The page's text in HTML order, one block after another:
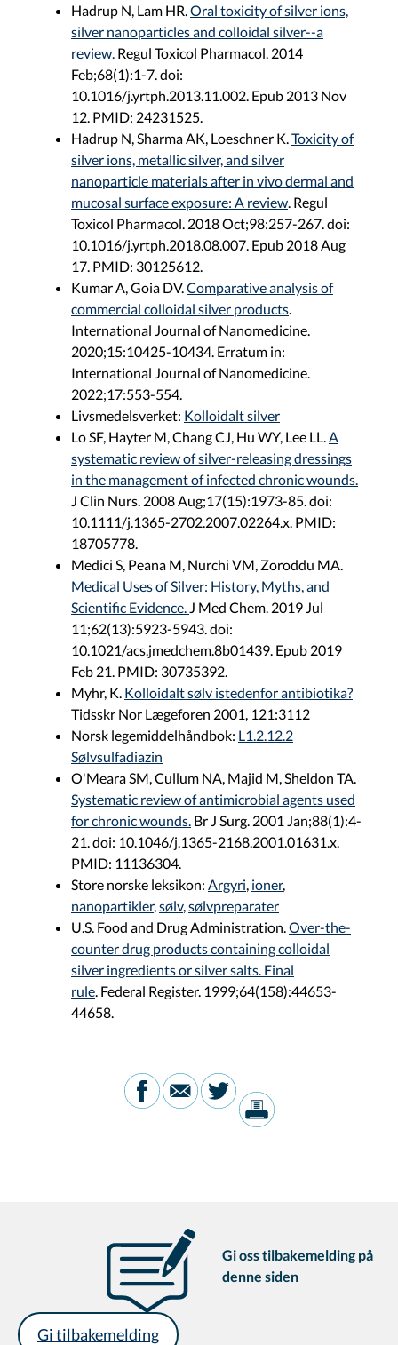
Hadrup N, Lam HR. Oral toxicity of silver ions,
silver nanoparticles and colloidal silver--a
review. Regul Toxicol Pharmacol. 2014
Feb;68(1):1-7. doi:
10.1016/j.yrtph.2013.11.002. Epub 2013 Nov
12. PMID: 24231525.
Hadrup N, Sharma AK, Loeschner K. Toxicity of
silver ions, metallic silver, and silver
nanoparticle materials after in vivo dermal and
mucosal surface exposure: A review . Regul
Toxicol Pharmacol. 2018 Oct;98:257-267. doi:
10.1016/j.yrtph.2018.08.007. Epub 2018 Aug
17. PMID: 30125612.
Kumar A, Goia DV. Comparative analysis of
commercial colloidal silver products
International Journal of Nanomedicine.
2020;15:10425-10434. Erratum in:
International Journal of Nanomedicine.
2022;17:553-554.
Livsmedelsverket: Kolloidalt silver
Lo SF, Hayter M, Chang CJ, Hu WY, Lee LL. A
systematic review of silver-releasing dressings
in the management of infected chronic wounds.
J Clin Nurs. 2008 Aug;17(15):1973-85. doi:
10.1111/j.1365-2702.2007.02264.x. PMID:
18705778.
Medici S, Peana M, Nurchi VM, Zoroddu MA.
Medical Uses of Silver: History, Myths, and
Scientific Evidence. J Med Chem. 2019 Jul
11;62(13):5923-5943. doi:
10.1021/acs.jmedchem.8b01439. Epub 2019
Feb 21. PMID: 30735392.
Myhr, K. Kolloidalt sølv istedenfor antibiotika?
Tidsskr Nor Lægeforen 2001, 121:3112
Norsk legemiddelhåndbok: L1.2.12.2
Sølvsulfadiazin
O'Meara SM, Cullum NA, Majid M, Sheldon TA.
Systematic review of antimicrobial agents used
for chronic wounds. Br J Surg. 2001 Jan;88(1):4-
21. doi: 10.1046/j.1365-2168.2001.01631.x.
PMID: 11136304.
Store norske leksikon: Argyri ioner,
nanopartikler, sølv, sølvpreparater
U.S. Food and Drug Administration. Over-the-
counter drug products containing colloidal
silver ingredients or silver salts. Final
rule . Federal Register. 1999;64(158):44653-
44658.
Gi oss tilbakemelding på
denne siden
Gi tilbakemelding